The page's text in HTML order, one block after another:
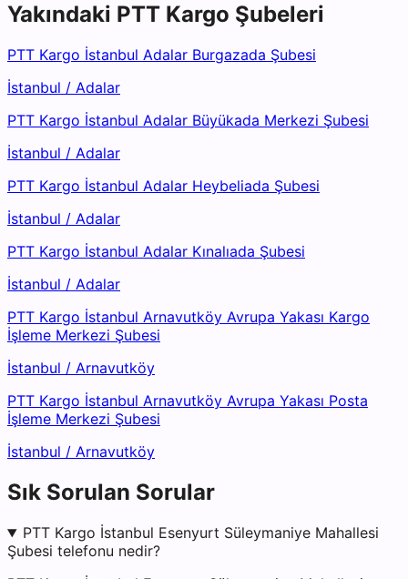
Yakındaki PTT Kargo Şubeleri
PTT Kargo İstanbul Adalar Burgazada Şubesi
İstanbul / Adalar
PTT Kargo İstanbul Adalar Büyükada Merkezi Şubesi
İstanbul / Adalar
PTT Kargo İstanbul Adalar Heybeliada Şubesi
İstanbul / Adalar
PTT Kargo İstanbul Adalar Kınalıada Şubesi
İstanbul / Adalar
PTT Kargo İstanbul Arnavutköy Avrupa Yakası Kargo
İşleme Merkezi Şubesi
İstanbul / Arnavutköy
PTT Kargo İstanbul Arnavutköy Avrupa Yakası Posta
İşleme Merkezi Şubesi
İstanbul / Arnavutköy
Sık Sorulan Sorular
PTT Kargo İstanbul Esenyurt Süleymaniye Mahallesi
Şubesi telefonu nedir?